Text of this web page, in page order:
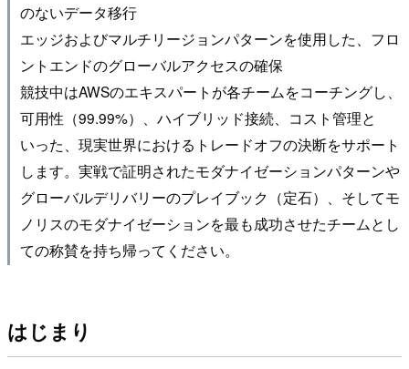
のないデータ移行
エッジおよびマルチリージョンパターンを使用した、フロ
ントエンドのグローバルアクセスの確保
競技中はAWSのエキスパートが各チームをコーチングし、
可用性（99.99%）、ハイブリッド接続、コスト管理と
いった、現実世界におけるトレードオフの決断をサポート
します。実戦で証明されたモダナイゼーションパターンや
グローバルデリバリーのプレイブック（定石）、そしてモ
ノリスのモダナイゼーションを最も成功させたチームとし
ての称賛を持ち帰ってください。
はじまり